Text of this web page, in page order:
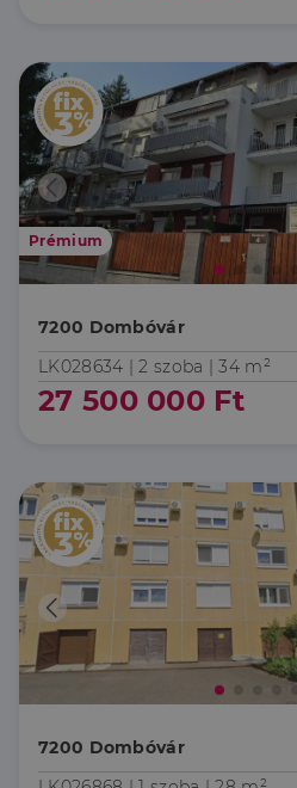
Prémium
7200 Dombóvár
LK028634 |2 szoba | 34 m²
27 500 000 Ft
7200 Dombóvár